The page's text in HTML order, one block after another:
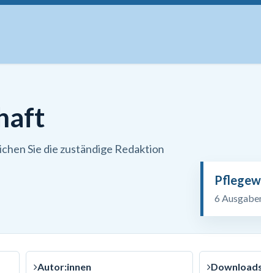
Sie die zuständige Redaktion
6
Autor:innen